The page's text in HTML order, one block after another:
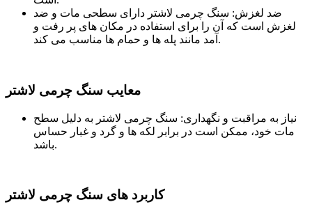
ضد لغزش: سنگ چرمی لاشتر دارای سطحی مات و ضد
لغزش است که آن را برای استفاده در مکان های پر رفت و
آمد مانند پله ها و حمام ها مناسب می کند.
معایب سنگ چرمی لاشتر
نیاز به مراقبت و نگهداری: سنگ چرمی لاشتر به دلیل سطح
مات خود، ممکن است در برابر لکه ها و گرد و غبار حساس
باشد.
کاربرد های سنگ چرمی لاشتر